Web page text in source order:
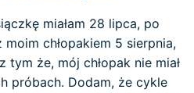
miałam 28 lipca, po
moim chłopakiem 5 sierpnia,
tym że, mój chłopak nie miał
próbach. Dodam, że cykle